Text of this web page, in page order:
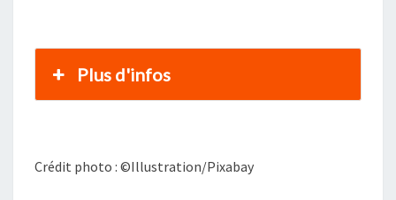
Plus d'infos
Crédit photo : ©Illustration/Pixabay